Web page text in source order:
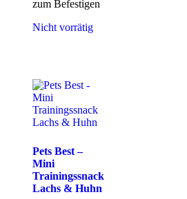
zum Befestigen
Nicht vorrätig
Pets Best –
Mini
Trainingssnack
Lachs & Huhn